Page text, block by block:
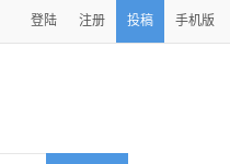
登陆 注册 投稿 手机版